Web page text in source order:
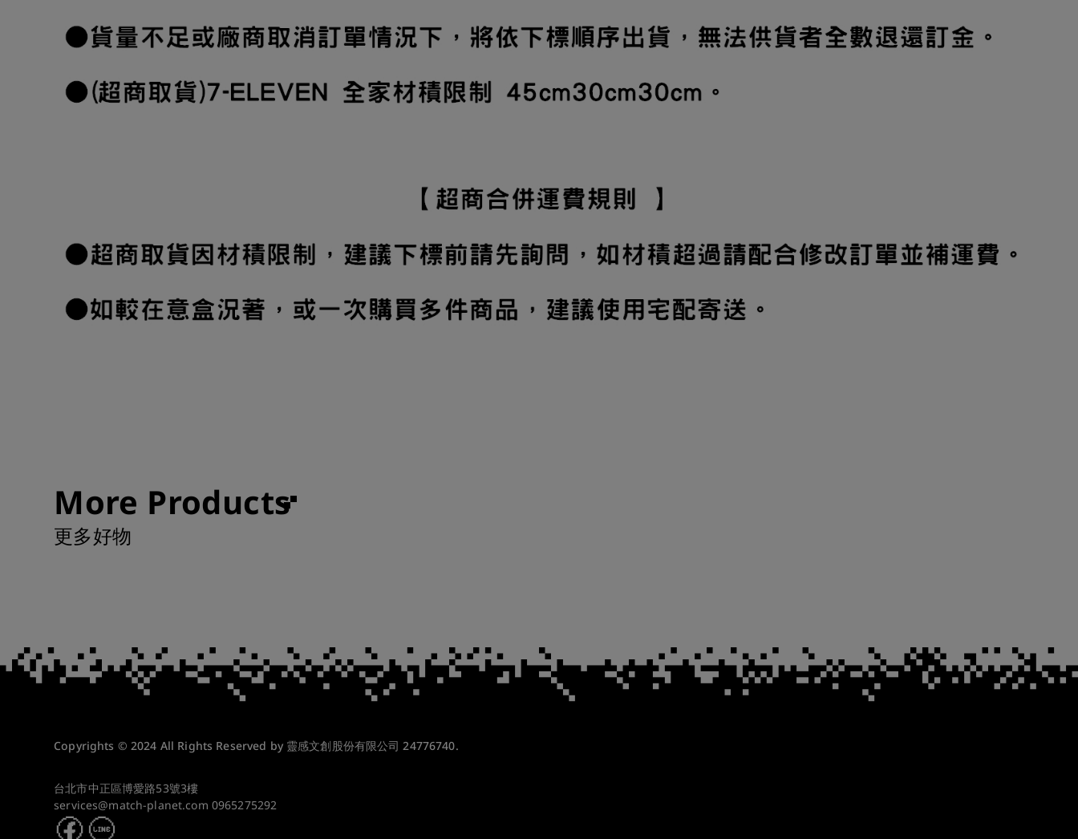
More Products
更多好物
Copyrights © 2024 All Rights Reserved by 靈感文創股份有限公司 24776740.
台北市中正區博愛路53號3樓
services@match-planet.com 0965275292